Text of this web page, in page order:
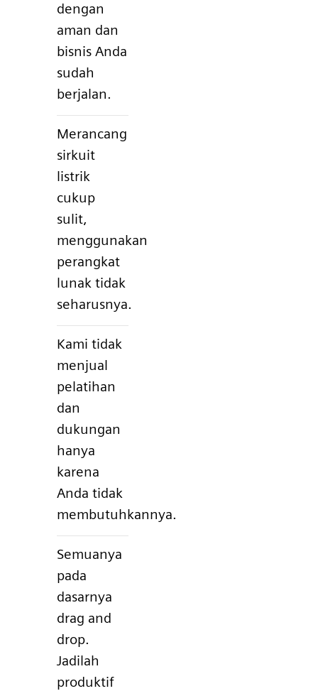
dengan
aman dan
bisnis Anda
sudah
berjalan.
Merancang
sirkuit
listrik
cukup
sulit,
menggunakan
perangkat
lunak tidak
seharusnya.
Kami tidak
menjual
pelatihan
dan
dukungan
hanya
karena
Anda tidak
membutuhkannya.
Semuanya
pada
dasarnya
drag and
drop.
Jadilah
produktif